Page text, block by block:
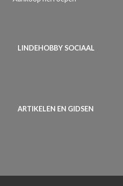
LINDEHOBBY SOCIAAL
ARTIKELEN EN GIDSEN